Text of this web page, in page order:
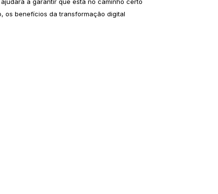
os benefícios da transformação digital